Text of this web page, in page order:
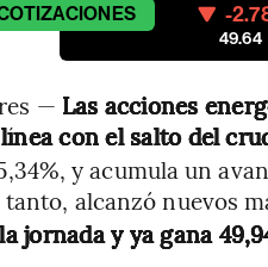
-
49.64
— Las acciones
con el salto del
y acumula un
tanto, alcanzó nuevos
jornada y ya gana